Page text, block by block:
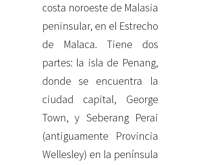
costa noroeste de Malasia
peninsular, en el Estrecho
de Malaca. Tiene dos
partes: la isla de Penang,
donde se encuentra la
ciudad capital, George
Town, y Seberang Perai
(antiguamente Provincia
Wellesley) en la península